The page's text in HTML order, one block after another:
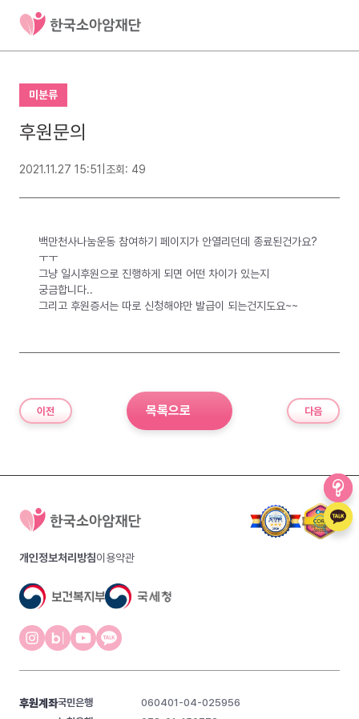
미분류
후원문의
2021.11.27 15:51 조회: 49
백만천사나눔운동 참여하기 페이지가 안열리던데 종료된건가요?
ㅜㅜ
그냥 일시후원으로 진행하게 되면 어떤 차이가 있는지
궁금합니다..
그리고 후원증서는 따로 신청해야만 발급이 되는건지도요~~
이전 목록으로 다음
개인정보처리방침이용약관
후원계좌국민은행
060401-04-025956